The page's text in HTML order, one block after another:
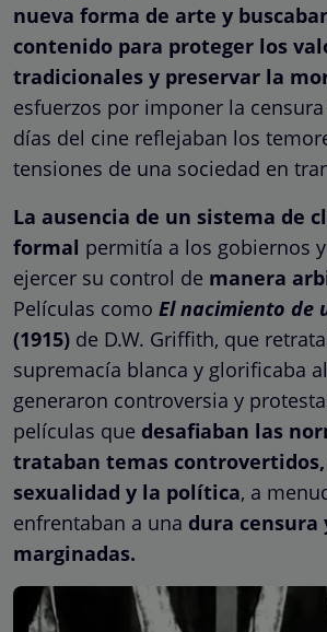
nueva forma de arte y
contenido para proteger los
tradicionales y preservar la
esfuerzos por imponer la
días del cine reflejaban los
tensiones de una sociedad en
La ausencia de un sistema de
formal permitía a los gobiernos
ejercer su control de manera
Películas como El nacimiento de
(1915) de D.W. Griffith, que
supremacía blanca y glorificaba
generaron controversia y
películas que desafiaban las
trataban temas
sexualidad y la política, a
enfrentaban a una dura censura
marginadas.